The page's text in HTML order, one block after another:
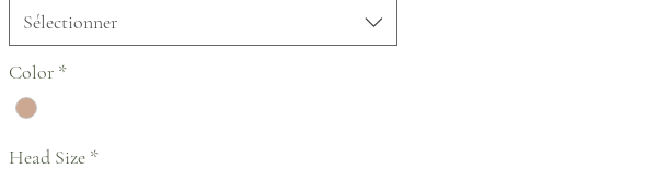
Sélectionner
Color *
Head Size *